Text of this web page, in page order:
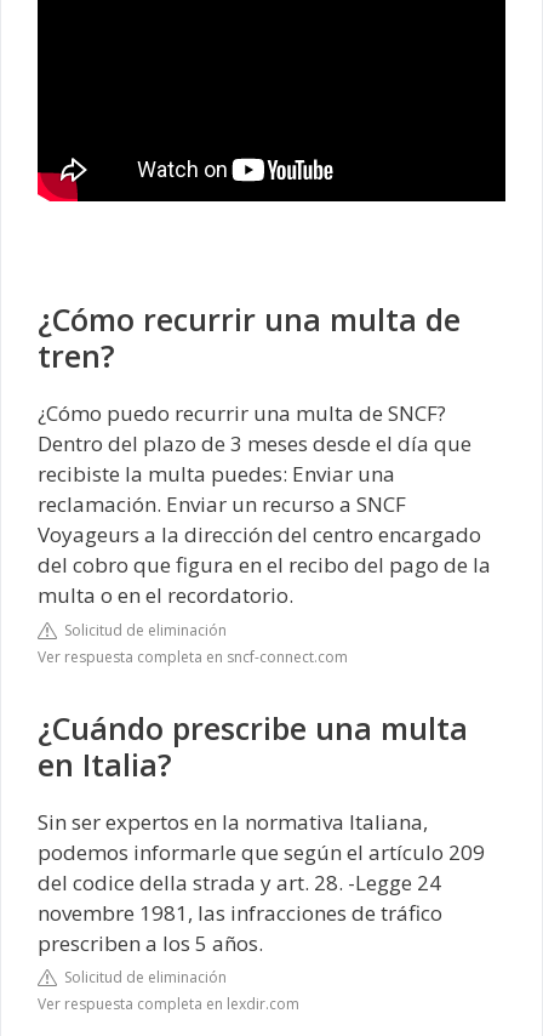
¿Cómo recurrir una multa de
tren?
¿Cómo puedo recurrir una multa de SNCF?
Dentro del plazo de 3 meses desde el día que
recibiste la multa puedes: Enviar una
reclamación. Enviar un recurso a SNCF
Voyageurs a la dirección del centro encargado
del cobro que figura en el recibo del pago de la
multa o en el recordatorio.
Solicitud de eliminación
Ver respuesta completa en sncf-connect.com
¿Cuándo prescribe una multa
en Italia?
Sin ser expertos en la normativa Italiana,
podemos informarle que según el artículo 209
del codice della strada y art. 28. -Legge 24
novembre 1981, las infracciones de tráfico
prescriben a los 5 años.
Solicitud de eliminación
Ver respuesta completa en lexdir.com